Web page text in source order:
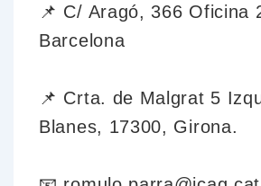
📌 C/ Aragó, 366 Oficina
Barcelona
📌 Crta. de Malgrat 5
Blanes, 17300, Girona.